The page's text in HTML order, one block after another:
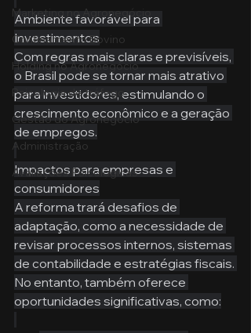
Marketing no Agronegócio
Confinamento Bovino
Holding no Agronegócio
Psicologia de tráfego
Gestão do Agronegócio
Administração
Avaliações Psicológicas
Ambiente favorável para
Investimentos
Com regras mais claras e previsíveis,
o Brasil pode se tornar mais atrativo
para investidores, estimulando o
crescimento econômico e a geração
de empregos.
Impactos para empresas e
consumidores
A reforma trará desafios de
adaptação, como a necessidade de
revisar processos internos, sistemas
de contabilidade e estratégias fiscais.
No entanto, também oferece
oportunidades significativas, como: